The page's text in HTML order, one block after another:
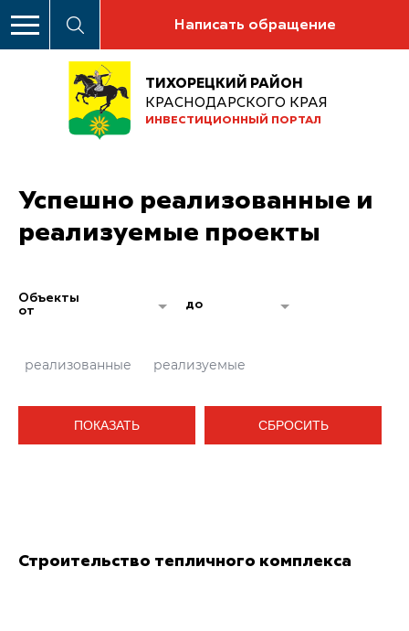
Написать обращение
ТИХОРЕЦКИЙ РАЙОН
КРАСНОДАРСКОГО КРАЯ
ИНВЕСТИЦИОННЫЙ ПОРТАЛ
Успешно реализованные и
реализуемые проекты
Объекты
от
до
реализованные реализуемые
ПОКАЗАТЬ СБРОСИТЬ
Строительство тепличного комплекса